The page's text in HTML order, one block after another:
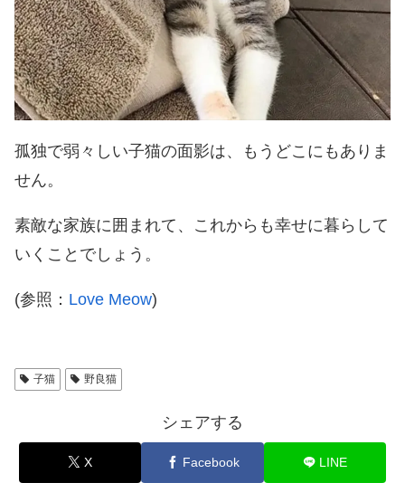
孤独で弱々しい子猫の面影は、もうどこにもありま
せん。
素敵な家族に囲まれて、これからも幸せに暮らして
いくことでしょう。
(参照： Love Meow)
子猫 野良猫
シェアする
X Facebook LINE